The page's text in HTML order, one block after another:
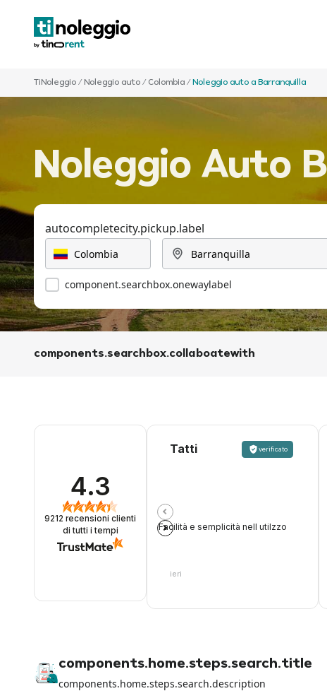
TiNoleggio / Noleggio auto / Colombia / Noleggio auto a Barranquilla
Noleggio Auto
autocompletecity.pickup.label
component.searchbox.onewaylabel
components.searchbox.collaboatewith
4.3
9212 recensioni clienti
di tutti i tempi
Tatti verificato
Facilità e semplicità nell utilzzo
ieri
components.home.steps.search.title
components.home.steps.search.description